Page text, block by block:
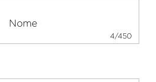
4/450